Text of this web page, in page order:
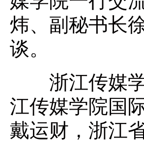
炜、副秘书长
谈。
浙江传媒学
江传媒学院国
戴运财，浙江